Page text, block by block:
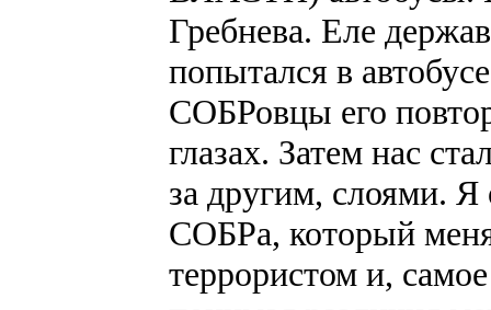
Гребнева. Еле
попытался в
СОБРовцы его
глазах. Затем нас
за другим, слоями. Я
СОБРа, который
террористом и,